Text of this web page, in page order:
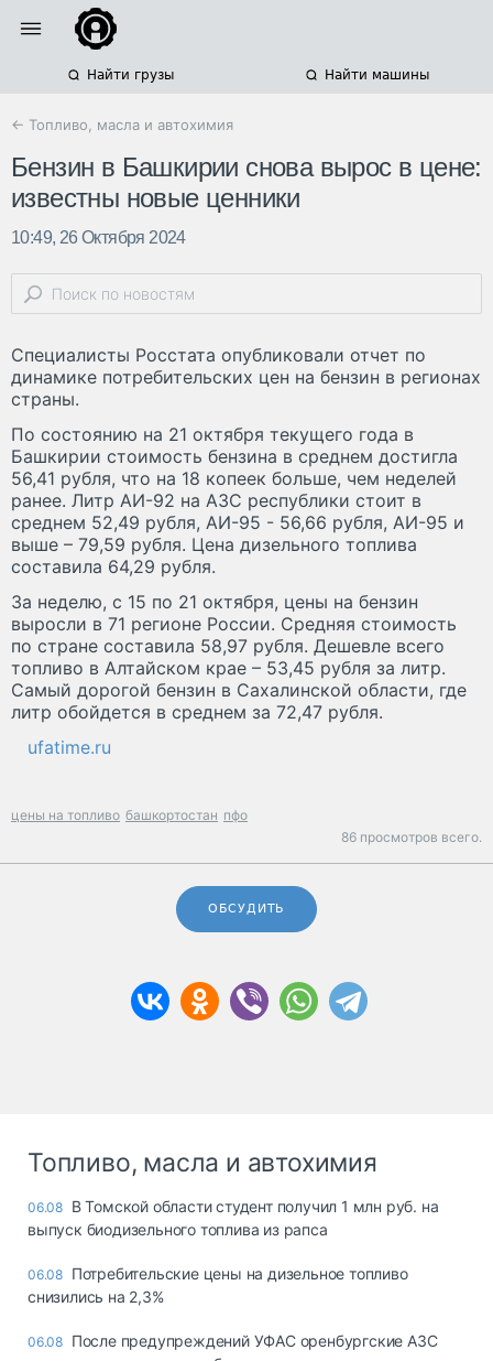
Найти грузы Найти машины
← Топливо, масла и автохимия
Бензин в Башкирии снова вырос в цене:
известны новые ценники
10:49, 26 Октября 2024
Специалисты Росстата опубликовали отчет по
динамике потребительских цен на бензин в регионах
страны.
По состоянию на 21 октября текущего года в
Башкирии стоимость бензина в среднем достигла
56,41 рубля, что на 18 копеек больше, чем неделей
ранее. Литр АИ-92 на АЗС республики стоит в
среднем 52,49 рубля, АИ-95 - 56,66 рубля, АИ-95 и
выше – 79,59 рубля. Цена дизельного топлива
составила 64,29 рубля.
За неделю, с 15 по 21 октября, цены на бензин
выросли в 71 регионе России. Средняя стоимость
по стране составила 58,97 рубля. Дешевле всего
топливо в Алтайском крае – 53,45 рубля за литр.
Самый дорогой бензин в Сахалинской области, где
литр обойдется в среднем за 72,47 рубля.
ufatime.ru
цены на топливо башкортостан пфо
86 просмотров всего.
ОБСУДИТЬ
Топливо, масла и автохимия
06.08 В Томской области студент получил 1 млн руб. на
выпуск биодизельного топлива из рапса
06.08 Потребительские цены на дизельное топливо
снизились на 2,3%
06.08 После предупреждений УФАС оренбургские АЗС